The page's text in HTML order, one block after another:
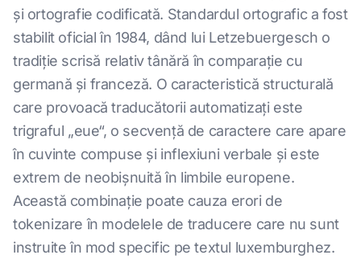
și ortografie codificată. Standardul ortografic a fost
stabilit oficial în 1984, dând lui Letzebuergesch o
tradiție scrisă relativ tânără în comparație cu
germană și franceză. O caracteristică structurală
care provoacă traducătorii automatizați este
trigraful „eue“, o secvență de caractere care apare
în cuvinte compuse și inflexiuni verbale și este
extrem de neobișnuită în limbile europene.
Această combinație poate cauza erori de
tokenizare în modelele de traducere care nu sunt
instruite în mod specific pe textul luxemburghez.